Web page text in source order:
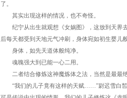
了。
其实出现这样的情况，也不奇怪。
纪宁从出生就观想《女娲图》，这放到天界去
后每天都受到天地元气冲刷，身体宛如初生婴儿
身体，如先天道体般纯净。
魂魄强大到已能一心二用。
二者结合修炼这神魔炼体之法，当然是最最绝
“我们的儿子竟有这样的天赋……”尉迟雪白皙